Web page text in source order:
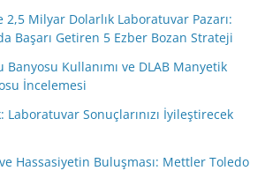
2,5 Milyar Dolarlık Laboratuvar Pazarı:
Başarı Getiren 5 Ezber Bozan Strateji
Kullanımı ve DLAB Manyetik
İncelemesi
Laboratuvar Sonuçlarınızı İyileştirecek
Hassasiyetin Buluşması: Mettler Toledo